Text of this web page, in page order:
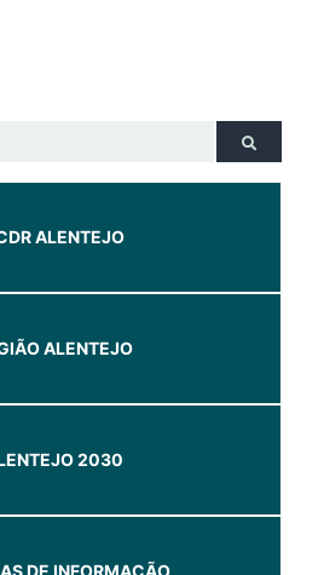
ALENTEJO
ALENTEJO
2030